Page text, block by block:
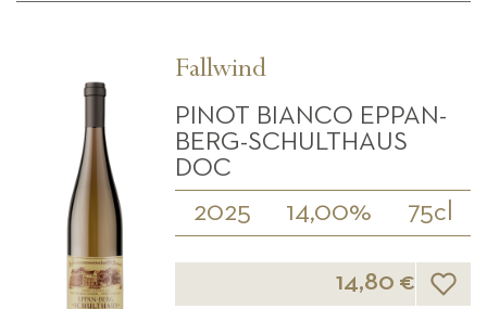
Fallwind
PINOT BIANCO EPPAN-
BERG-SCHULTHAUS
DOC
2025 14,00% 75cl
14,80 €